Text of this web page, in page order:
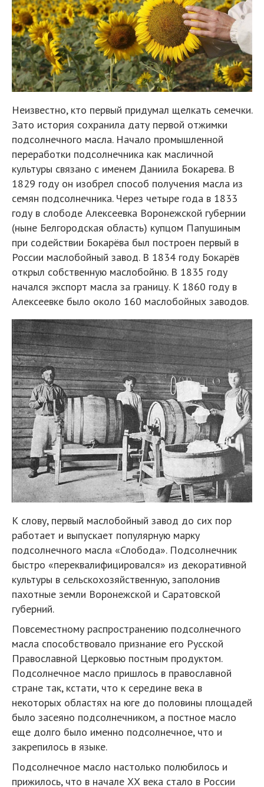
Неизвестно, кто первый придумал щелкать семечки.
Зато история сохранила дату первой отжимки
подсолнечного масла. Начало промышленной
переработки подсолнечника как масличной
культуры связано с именем Даниила Бокарева. В
1829 году он изобрел способ получения масла из
семян подсолнечника. Через четыре года в 1833
году в слободе Алексеевка Воронежской губернии
(ныне Белгородская область) купцом Папушиным
при содействии Бокарёва был построен первый в
России маслобойный завод. В 1834 году Бокарёв
открыл собственную маслобойню. В 1835 году
начался экспорт масла за границу. К 1860 году в
Алексеевке было около 160 маслобойных заводов.
К слову, первый маслобойный завод до сих пор
работает и выпускает популярную марку
подсолнечного масла «Слобода». Подсолнечник
быстро «переквалифицировался» из декоративной
культуры в сельскохозяйственную, заполонив
пахотные земли Воронежской и Саратовской
губерний.
Повсеместному распространению подсолнечного
масла способствовало признание его Русской
Православной Церковью постным продуктом.
Подсолнечное масло пришлось в православной
стране так, кстати, что к середине века в
некоторых областях на юге до половины площадей
было засеяно подсолнечником, а постное масло
еще долго было именно подсолнечное, что и
закрепилось в языке.
Подсолнечное масло настолько полюбилось и
прижилось, что в начале ХХ века стало в России